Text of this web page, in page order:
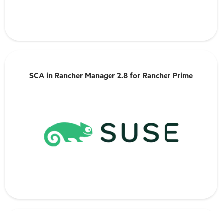
SCA in Rancher Manager 2.8 for Rancher Prime